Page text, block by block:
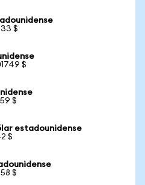
$
$
$
estadounidense
$
$